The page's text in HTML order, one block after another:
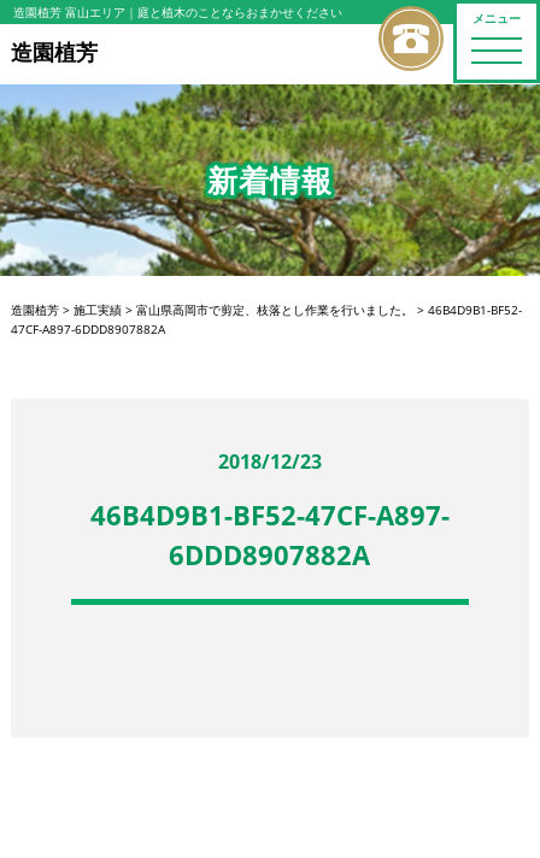
メニュー
toggle
造園植芳 富山エリア ｜庭と植木のことならおまかせください
造園植芳
新着情報
造園植芳> 施工実績> 富山県高岡市で剪定、枝落とし作業を行いました。 > 46B4D9B1-BF52-
47CF-A897-6DDD8907882A
2018/12/23
46B4D9B1-BF52-47CF-A897-
6DDD8907882A